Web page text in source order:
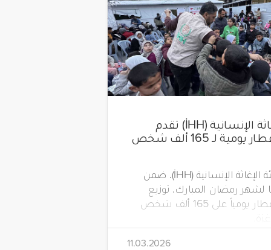
هيئة الإغاثة الإنسانية (İHH) تقدم
وجبات إفطار يومية لـ 165 ألف شخص
تواصل هيئة الإغاثة الإنسانية (İHH)، ضمن
رمضان المبارك، توزيع
وجبات الإفطار يومياً على 165 ألف شخص
11.03.2026